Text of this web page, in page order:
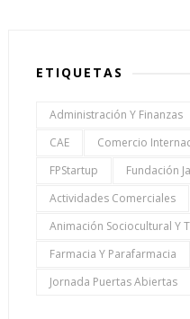
ETIQUETAS
Administración Y Finanzas
CAE
Comercio
FPStartup
Fundación
Actividades Comerciales
Animación Sociocultural Y
Farmacia Y Parafarmacia
Jornada Puertas Abiertas